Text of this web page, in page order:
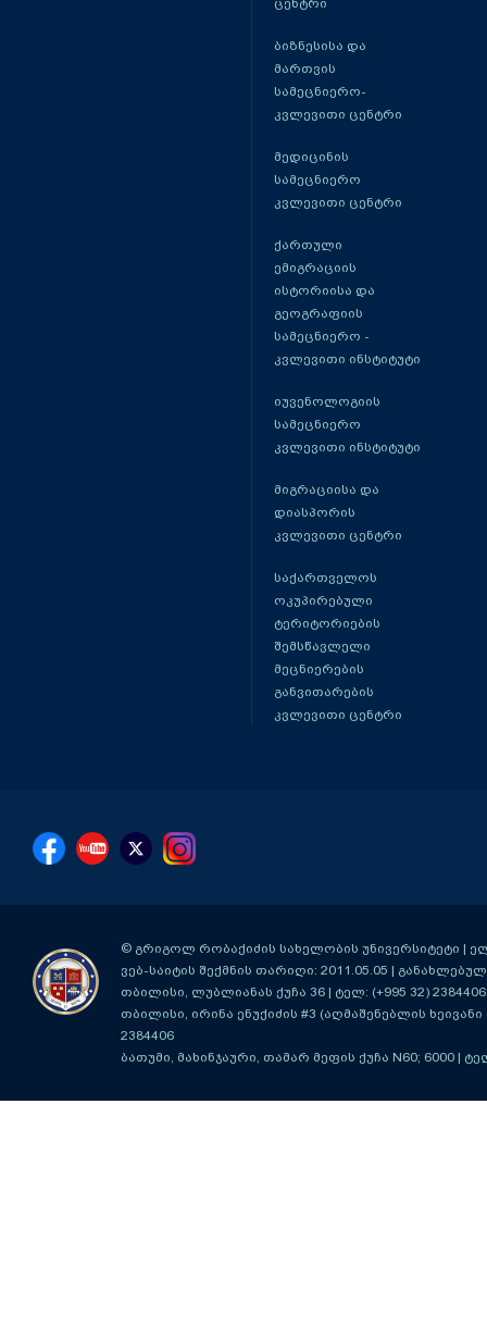
ცენტრი
ბიზნესისა და
მართვის
სამეცნიერო-
კვლევითი ცენტრი
მედიცინის
სამეცნიერო
კვლევითი ცენტრი
ქართული
ემიგრაციის
ისტორიისა და
გეოგრაფიის
სამეცნიერო -
კვლევითი ინსტიტუტი
იუვენოლოგიის
სამეცნიერო
კვლევითი ინსტიტუტი
მიგრაციისა და
დიასპორის
კვლევითი ცენტრი
საქართველოს
ოკუპირებული
ტერიტორიების
შემსწავლელი
მეცნიერების
განვითარების
კვლევითი ცენტრი
© გრიგოლ რობაქიძის სახელობის უნივერსიტეტი |
ვებ-საიტის შექმნის თარიღი: 2011.05.05 |
თბილისი, ლუბლიანას ქუჩა 36 | ტელ: (+995 32)
თბილისი, ირინა ენუქიძის #3 (აღმაშენებლის ხეივანი
2384406
ბათუმი, მახინჯაური, თამარ მეფის ქუჩა N60; 6000 |